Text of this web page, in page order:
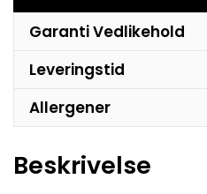
Garanti Vedlikehold
Leveringstid
Allergener
Beskrivelse